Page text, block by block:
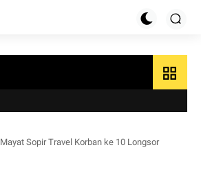
grid_view
Mayat Sopir Travel Korban ke 10 Longsor